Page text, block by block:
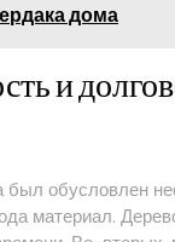
дома
и
был обусловлен
материал.